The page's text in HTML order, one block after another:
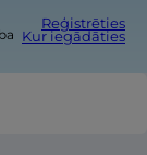
Reģistrēties
Kur iegādāties